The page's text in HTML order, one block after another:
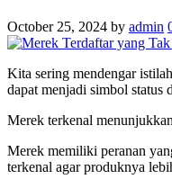
October 25, 2024 by admin
Kita sering mendengar
dapat menjadi simbol status
Merek terkenal
Merek memiliki peranan
terkenal agar produknya